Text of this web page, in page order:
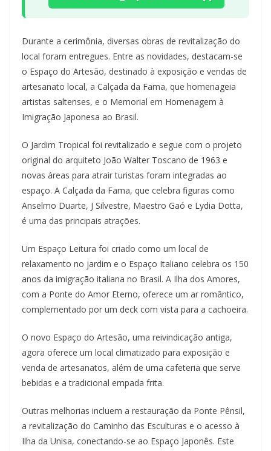
Durante a cerimônia, diversas obras de revitalização do
local foram entregues. Entre as novidades, destacam-se
o Espaço do Artesão, destinado à exposição e vendas de
artesanato local, a Calçada da Fama, que homenageia
artistas saltenses, e o Memorial em Homenagem à
Imigração Japonesa ao Brasil.
O Jardim Tropical foi revitalizado e segue com o projeto
original do arquiteto João Walter Toscano de 1963 e
novas áreas para atrair turistas foram integradas ao
espaço. A Calçada da Fama, que celebra figuras como
Anselmo Duarte, J Silvestre, Maestro Gaó e Lydia Dotta,
é uma das principais atrações.
Um Espaço Leitura foi criado como um local de
relaxamento no jardim e o Espaço Italiano celebra os 150
anos da imigração italiana no Brasil. A Ilha dos Amores,
com a Ponte do Amor Eterno, oferece um ar romântico,
complementado por um deck com vista para a cachoeira.
O novo Espaço do Artesão, uma reivindicação antiga,
agora oferece um local climatizado para exposição e
venda de artesanatos, além de uma cafeteria que serve
bebidas e a tradicional empada frita.
Outras melhorias incluem a restauração da Ponte Pênsil,
a revitalização do Caminho das Esculturas e o acesso à
Ilha da Unisa, conectando-se ao Espaço Japonês. Este